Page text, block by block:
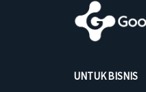
UNTUK BISNIS